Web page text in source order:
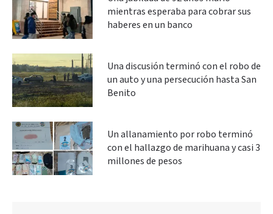
mientras esperaba para cobrar sus
haberes en un banco
Una discusión terminó con el robo de
un auto y una persecución hasta San
Benito
Un allanamiento por robo terminó
con el hallazgo de marihuana y casi 3
millones de pesos